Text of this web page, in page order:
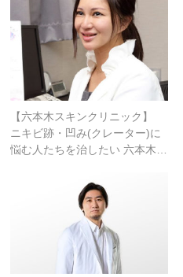
【六本木スキンクリニック】
ニキビ跡・凹み(クレーター)に
悩む人たちを治したい 六本木…